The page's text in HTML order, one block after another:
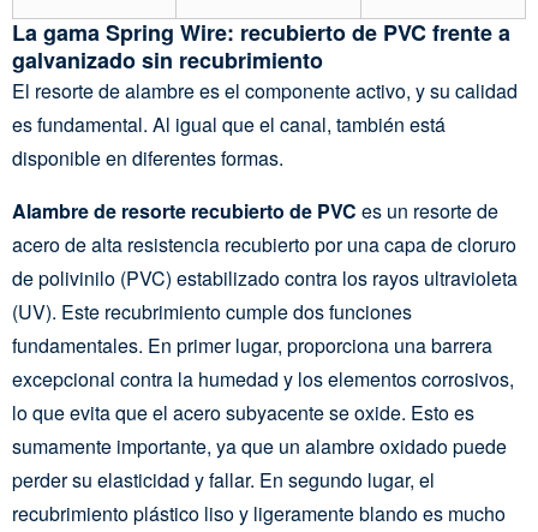
La gama Spring Wire: recubierto de PVC frente a
galvanizado sin recubrimiento
El resorte de alambre es el componente activo, y su calidad
es fundamental. Al igual que el canal, también está
disponible en diferentes formas.
Alambre de resorte recubierto de PVC es un resorte de
acero de alta resistencia recubierto por una capa de cloruro
de polivinilo (PVC) estabilizado contra los rayos ultravioleta
(UV). Este recubrimiento cumple dos funciones
fundamentales. En primer lugar, proporciona una barrera
excepcional contra la humedad y los elementos corrosivos,
lo que evita que el acero subyacente se oxide. Esto es
sumamente importante, ya que un alambre oxidado puede
perder su elasticidad y fallar. En segundo lugar, el
recubrimiento plástico liso y ligeramente blando es mucho